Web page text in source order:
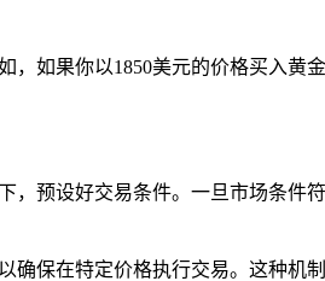
如果你以1850美元的价格买入黄
预设好交易条件。一旦市场条件
保在特定价格执行交易。这种机